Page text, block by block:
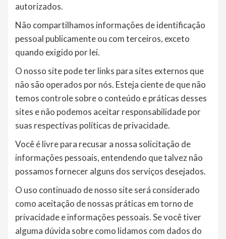
autorizados.
Não compartilhamos informações de identificação
pessoal publicamente ou com terceiros, exceto
quando exigido por lei.
O nosso site pode ter links para sites externos que
não são operados por nós. Esteja ciente de que não
temos controle sobre o conteúdo e práticas desses
sites e não podemos aceitar responsabilidade por
suas respectivas políticas de privacidade.
Você é livre para recusar a nossa solicitação de
informações pessoais, entendendo que talvez não
possamos fornecer alguns dos serviços desejados.
O uso continuado de nosso site será considerado
como aceitação de nossas práticas em torno de
privacidade e informações pessoais. Se você tiver
alguma dúvida sobre como lidamos com dados do